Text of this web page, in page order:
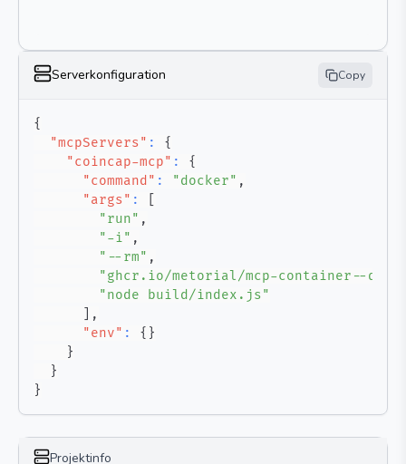
Serverkonfiguration Copy
{
"mcpServers" :
{
"coincap-mcp" :
{
"command" : "docker" ,
"args" :
"run" ,
"-i" ,
"--rm" ,
"ghcr.io/metorial/mcp-container--
"node build/index.js"
,
"env" : { }
}
}
}
Projektinfo